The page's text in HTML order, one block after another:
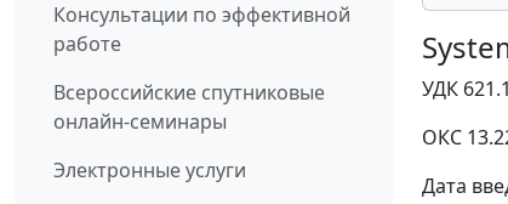
Консультации по эффективной
работе
Всероссийские спутниковые
онлайн-семинары
Электронные услуги
УДК
ОКС
Дата